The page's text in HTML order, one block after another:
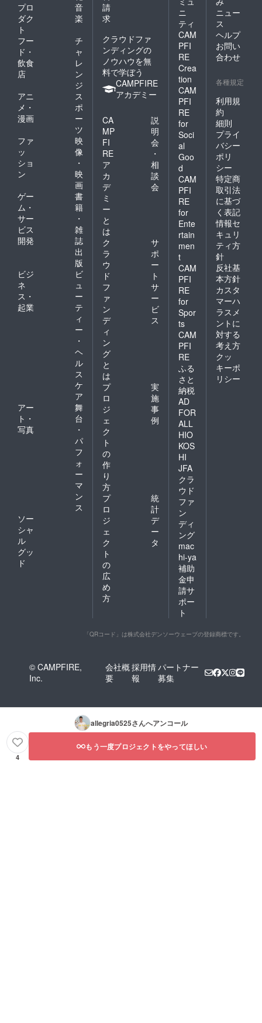
プロ
ダク
ト
音
楽
フー
ド・
飲食
店
チ
ャ
レ
ン
ジ
アニ
メ・
漫画
ス
ポ
ー
ツ
ファ
ッ
ショ
ン
映
像
・
映
画
ゲー
ム・
サー
ビス
開発
書
籍
・
雑
誌
出
版
ビジ
ネ
ス・
起業
ビ
ュ
ー
テ
ィ
ー
・
ヘ
ル
ス
ケ
ア
アー
ト・
写真
舞
台
・
パ
フ
ォ
ー
マ
ン
ス
ソー
シャ
ル
グッ
ド
請
求
クラウドファ
ンディングの
ノウハウを無
料で学ぼう
CAMPFIRE
アカデミー
CA
MP
FI
RE
ア
カ
デ
ミ
ー
と
は
説
明
会
・
相
談
会
ク
ラ
ウ
ド
フ
ァ
ン
デ
ィ
ン
グ
と
は
サ
ポ
ー
ト
サ
ー
ビ
ス
プ
ロ
ジ
ェ
ク
ト
の
作
り
方
実
施
事
例
プ
ロ
ジ
ェ
ク
ト
の
広
め
方
統
計
デ
ー
タ
ニ
ティ
CAM
PFI
RE
Crea
tion
CAM
PFI
RE
for
Soci
al
Goo
d
CAM
PFI
RE
for
Ente
rtain
men
t
CAM
PFI
RE
for
Spor
ts
CAM
PFI
RE
ふる
さと
納税
AD
FOR
ALL
HIO
KOS
HI
JFA
クラ
ウド
ファ
ン
ディ
ング
mac
hi-ya
補助
金申
請サ
ポー
ト
ニュー
ス
ヘルプ
お問い
合わせ
各種規定
利用規
約
細則
プライ
バシー
ポリ
シー
特定商
取引法
に基づ
く表記
情報セ
キュリ
ティ方
針
反社基
本方針
カスタ
マーハ
ラスメ
ントに
対する
考え方
クッ
キーポ
リシー
「QRコード」は株式会社デンソーウェーブの登録商標です。
© CAMPFIRE,
Inc.
会社概
要
採用情
報
パートナー
募集
allegria0525さんへアンコール
4
もう一度プロジェクトをやってほしい